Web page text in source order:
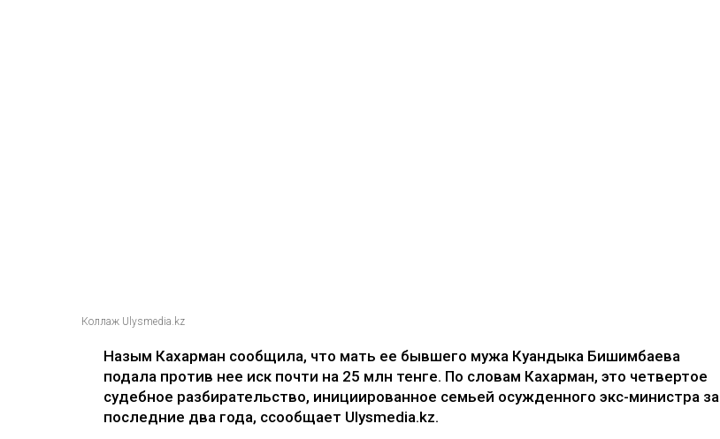
Коллаж Ulysmedia.kz
Назым Кахарман сообщила, что мать ее бывшего мужа Куандыка Бишимбаева
подала против нее иск почти на 25 млн тенге. По словам Кахарман, это четвертое
судебное разбирательство, инициированное семьей осужденного экс-министра за
последние два года, ссообщает Ulysmedia.kz.